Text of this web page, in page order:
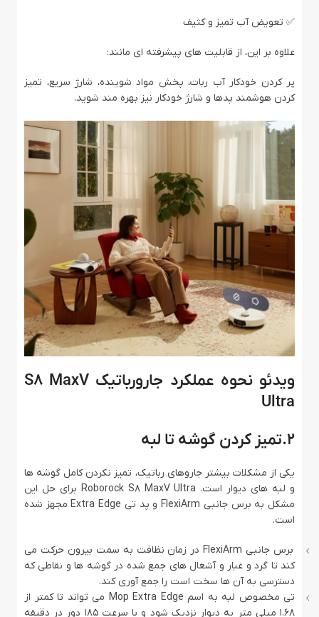
✅ تعویض آب تمیز و کثیف
علاوه بر این، از قابلیت‌ های پیشرفته‌ ای مانند:
پر کردن خودکار آب ربات، پخش مواد شوینده، شارژ سریع، تمیز
کردن هوشمند پدها و شارژ خودکار نیز بهره‌ مند شوید.
ویدئو نحوه عملکرد جارورباتیک S8 MaxV
Ultra
2.تمیز کردن گوشه تا لبه
یکی از مشکلات بیشتر جاروهای رباتیک، تمیز نکردن کامل گوشه ‌ها
و لبه‌ های دیوار است. Roborock S8 MaxV Ultra برای حل این
مشکل به برس جانبی FlexiArm و پد تی Extra Edge مجهز شده
است.
برس جانبی FlexiArm در زمان نظافت به سمت بیرون حرکت می
‌کند تا گرد و غبار و آشغال‌ های جمع‌ شده در گوشه‌ ها و نقاطی که
دسترسی به آن‌ ها سخت است را جمع‌ آوری کند.
تی مخصوص لبه به اسم Mop Extra Edge می‌ تواند تا کمتر از
۱.۶۸ میلی‌ متر به دیوار نزدیک شود و با سرعت ۱۸۵ دور در دقیقه